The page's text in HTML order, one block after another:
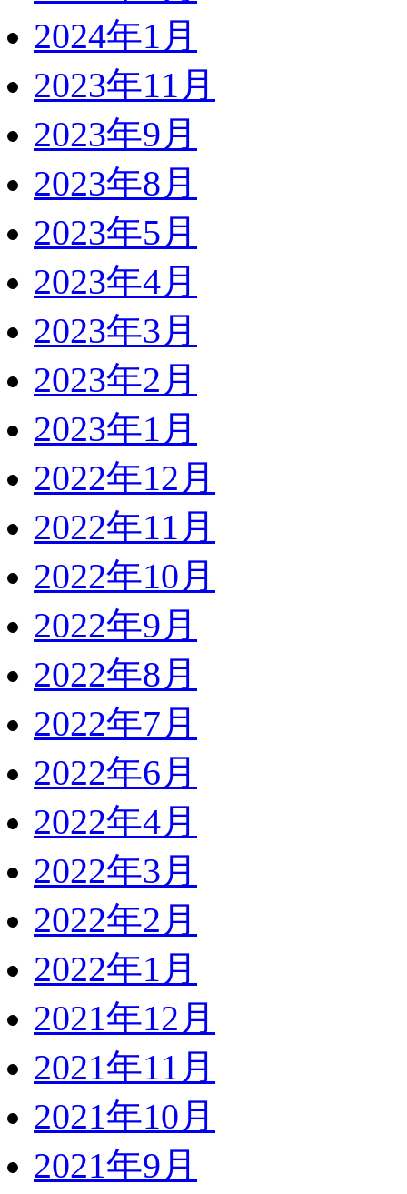
2024年1月
2023年11月
2023年9月
2023年8月
2023年5月
2023年4月
2023年3月
2023年2月
2023年1月
2022年12月
2022年11月
2022年10月
2022年9月
2022年8月
2022年7月
2022年6月
2022年4月
2022年3月
2022年2月
2022年1月
2021年12月
2021年11月
2021年10月
2021年9月